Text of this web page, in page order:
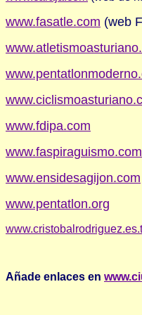
www.fasatle.com (web
www.fdipa.com
www.faspiraguismo.com
www.ensidesagijon.com
www.pentatlon.org
Añade enlaces en